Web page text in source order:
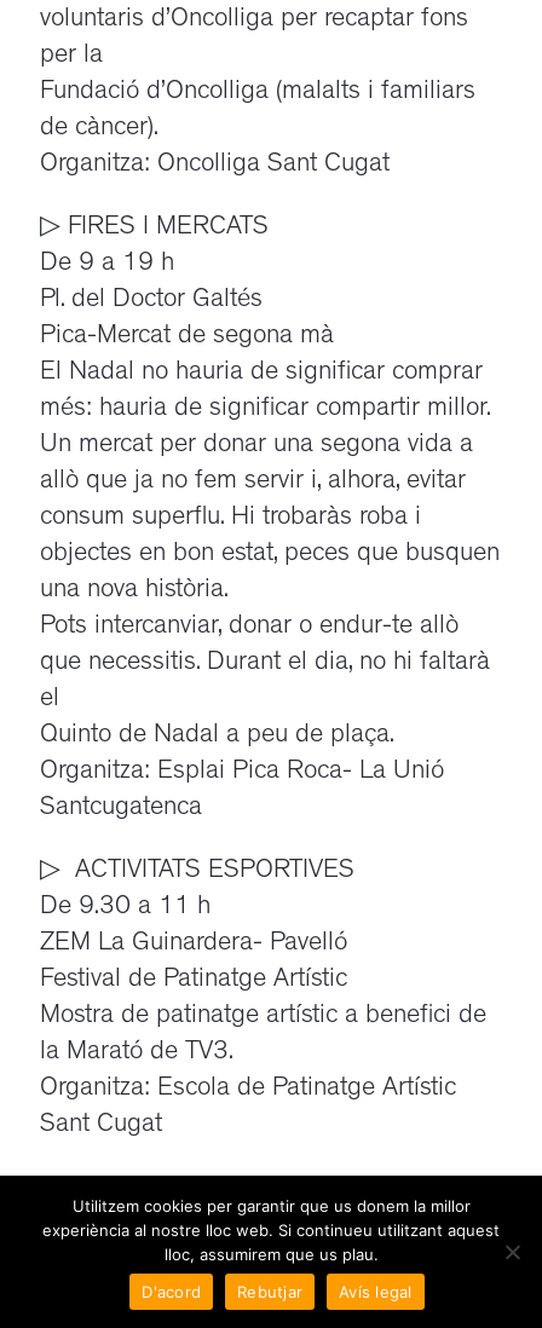
voluntaris d’Oncolliga per recaptar fons
per la
Fundació d’Oncolliga (malalts i familiars
de càncer).
Organitza: Oncolliga Sant Cugat
▷ FIRES I MERCATS
De 9 a 19 h
Pl. del Doctor Galtés
Pica-Mercat de segona mà
El Nadal no hauria de significar comprar
més: hauria de significar compartir millor.
Un mercat per donar una segona vida a
allò que ja no fem servir i, alhora, evitar
consum superflu. Hi trobaràs roba i
objectes en bon estat, peces que busquen
una nova història.
Pots intercanviar, donar o endur-te allò
que necessitis. Durant el dia, no hi faltarà
el
Quinto de Nadal a peu de plaça.
Organitza: Esplai Pica Roca- La Unió
Santcugatenca
▷ ACTIVITATS ESPORTIVES
De 9.30 a 11 h
ZEM La Guinardera- Pavelló
Festival de Patinatge Artístic
Mostra de patinatge artístic a benefici de
la Marató de TV3.
Organitza: Escola de Patinatge Artístic
Sant Cugat
10 h
Oficina de Turisme
Visita guiada: “Monestir de Sant Cugat: El
Utilitzem cookies per garantir que us donem la millor
experiència al nostre lloc web. Si continueu utilitzant aquest
lloc, assumirem que us plau.
D'acord
Rebutjar Avís legal